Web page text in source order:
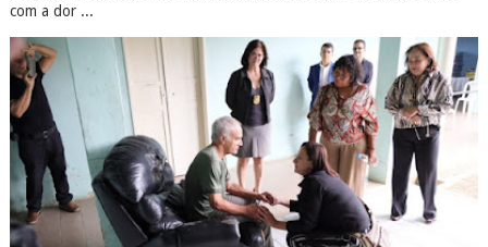
com a dor ...